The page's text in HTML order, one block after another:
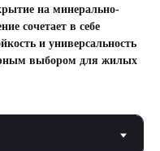
на минерально-
сочетает в себе
и универсальность
выбором для жилых